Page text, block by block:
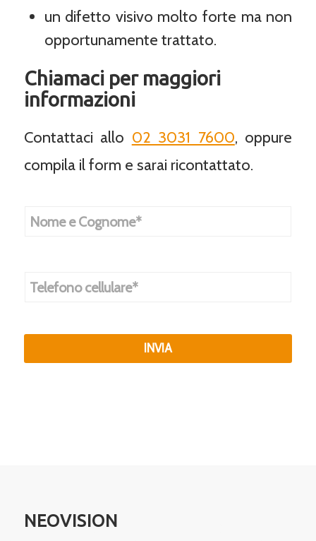
un difetto visivo molto forte ma non
opportunamente trattato.
Chiamaci per maggiori
informazioni
Contattaci allo 02 3031 7600, oppure
compila il form e sarai ricontattato.
C
o
e
f
n
INVIA
NEOVISION